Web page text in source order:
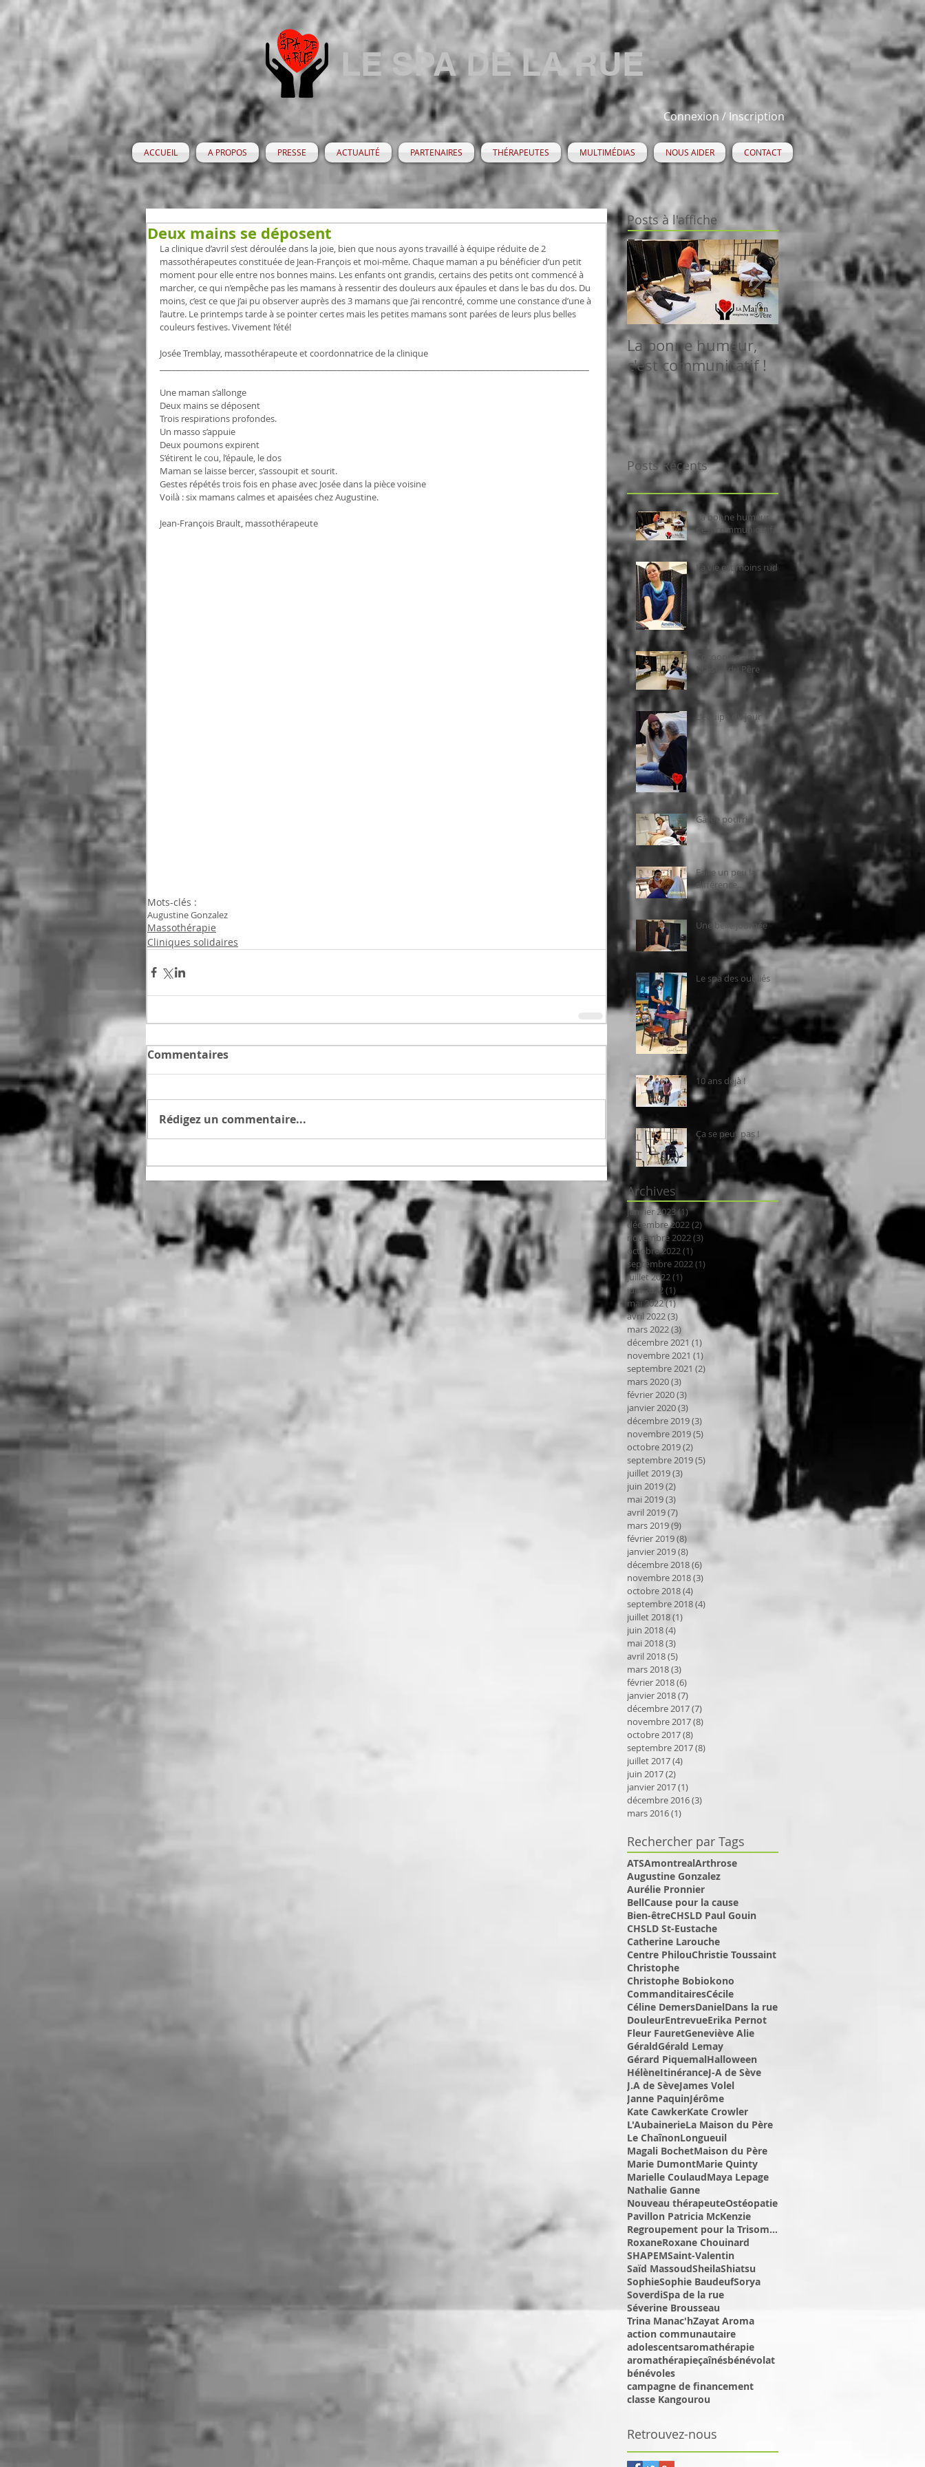
LE SPA DE LA RUE
Connexion / Inscription
ACCUEIL A PROPOS PRESSE ACTUALITÉ PARTENAIRES THÉRAPEUTES MULTIMÉDIAS NOUS AIDER CONTACT
Deux mains se déposent
La clinique d’avril s’est déroulée dans la joie, bien que nous ayons travaillé à équipe réduite de 2
massothérapeutes constituée de Jean-François et moi-même. Chaque maman a pu bénéficier d’un petit
moment pour elle entre nos bonnes mains. Les enfants ont grandis, certains des petits ont commencé à
marcher, ce qui n’empêche pas les mamans à ressentir des douleurs aux épaules et dans le bas du dos. Du
moins, c’est ce que j’ai pu observer auprès des 3 mamans que j’ai rencontré, comme une constance d’une à
l’autre. Le printemps tarde à se pointer certes mais les petites mamans sont parées de leurs plus belles
couleurs festives. Vivement l’été!
Josée Tremblay, massothérapeute et coordonnatrice de la clinique
Une maman s’allonge
Deux mains se déposent
Trois respirations profondes.
Un masso s’appuie
Deux poumons expirent
S’étirent le cou, l’épaule, le dos
Maman se laisse bercer, s’assoupit et sourit.
Gestes répétés trois fois en phase avec Josée dans la pièce voisine
Voilà : six mamans calmes et apaisées chez Augustine.
Jean-François Brault, massothérapeute
Mots-clés :
Augustine Gonzalez
Massothérapie
Cliniques solidaires
Commentaires
Rédigez un commentaire...
Posts à l'affiche
La bonne humeur,
c'est communicatif !
La vie est moins
Posts Récents
La bonne humeur,
c'est communicatif !
La vie est moins rude
Cocooning à la
Maison du Père
L'équipe du jour
Gâtée pourrie
Faire un peu la
différence...
Une belle journée
Le spa des oubliés
10 ans déjà !
Ça se peut pas !
Archives
janvier 2023(1)1 post
décembre 2022(2)2 posts
novembre 2022(3) 3 posts
octobre 2022(1)
septembre 2022(1)
juillet 2022(1)
juin 2022(1)
mai 2022(1)1 post
avril 2022(3) 3 posts
mars 2022(3) 3 posts
décembre 2021 (1)
novembre 2021 (1)
septembre 2021 (2)
mars 2020(3)
février 2020(3)
janvier 2020(3)
décembre 2019(3)
novembre 2019(5)
octobre 2019(2)
septembre 2019(5)
juillet 2019(3)
juin 2019(2)
mai 2019(3)
avril 2019(7)
mars 2019(9)
février 2019(8)
janvier 2019(8)
décembre 2018(6)
novembre 2018(3)
octobre 2018(4)
septembre 2018(4)
juillet 2018(1)
juin 2018(4)
mai 2018(3)
avril 2018(5)
mars 2018(3)
février 2018(6)
janvier 2018(7)
décembre 2017(7)
novembre 2017(8)
octobre 2017(8)
septembre 2017(8)
juillet 2017(4)
juin 2017(2)
janvier 2017(1)
décembre 2016(3)
mars 2016(1)
Rechercher par Tags
ATSAmontrealArthrose
Augustine Gonzalez
Aurélie Pronnier
BellCause pour la cause
Bien-êtreCHSLD Paul Gouin
CHSLD St-Eustache
Catherine Larouche
Centre PhilouChristie Toussaint
Christophe
Christophe Bobiokono
CommanditairesCécile
Céline DemersDanielDans la rue
DouleurEntrevueErika Pernot
Fleur FauretGeneviève Alie
GéraldGérald Lemay
Gérard PiquemalHalloween
HélèneItinéranceJ-A de Sève
J.A de SèveJames Volel
Janne PaquinJérôme
Kate CawkerKate Crowler
L'AubainerieLa Maison du Père
Le ChaînonLongueuil
Magali BochetMaison du Père
Marie DumontMarie Quinty
Marielle CoulaudMaya Lepage
Nathalie Ganne
Nouveau thérapeuteOstéopatie
Pavillon Patricia McKenzie
Regroupement pour la Trisomie 21
RoxaneRoxane Chouinard
SHAPEMSaint-Valentin
Saïd MassoudSheilaShiatsu
SophieSophie BaudeufSorya
SoverdiSpa de la rue
Séverine Brousseau
Trina Manac'hZayat Aroma
action communautaire
adolescentsaromathérapie
aromathérapieçaînésbénévolat
bénévoles
campagne de financement
classe Kangourou
Retrouvez-nous